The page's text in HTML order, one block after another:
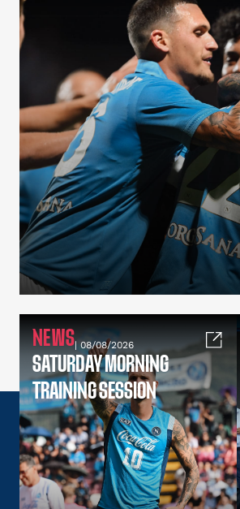
NEWS| 08/08/2026
SATURDAY MORNING
TRAINING SESSION